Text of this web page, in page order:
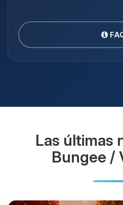
Las últimas
Bungee /